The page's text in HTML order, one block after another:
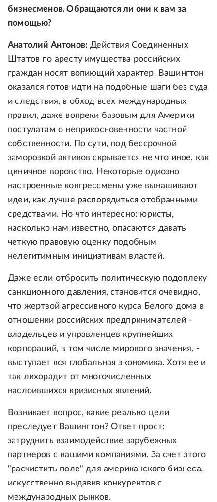
бизнесменов. Обращаются ли они к вам за
помощью?
Анатолий Антонов: Действия Соединенных
Штатов по аресту имущества российских
граждан носят вопиющий характер. Вашингтон
оказался готов идти на подобные шаги без суда
и следствия, в обход всех международных
правил, даже вопреки базовым для Америки
постулатам о неприкосновенности частной
собственности. По сути, под бессрочной
заморозкой активов скрывается не что иное, как
циничное воровство. Некоторые одиозно
настроенные конгрессмены уже вынашивают
идеи, как лучше распорядиться отобранными
средствами. Но что интересно: юристы,
насколько нам известно, опасаются давать
четкую правовую оценку подобным
нелегитимным инициативам властей.
Даже если отбросить политическую подоплеку
санкционного давления, становится очевидно,
что жертвой агрессивного курса Белого дома в
отношении российских предпринимателей -
владельцев и управленцев крупнейших
корпораций, в том числе мирового значения, -
выступает вся глобальная экономика. Хотя ее и
так лихорадит от многочисленных
наслоившихся кризисных явлений.
Возникает вопрос, какие реально цели
преследует Вашингтон? Ответ прост:
затруднить взаимодействие зарубежных
партнеров с нашими компаниями. За счет этого
"расчистить поле" для американского бизнеса,
искусственно выдавив конкурентов с
международных рынков.